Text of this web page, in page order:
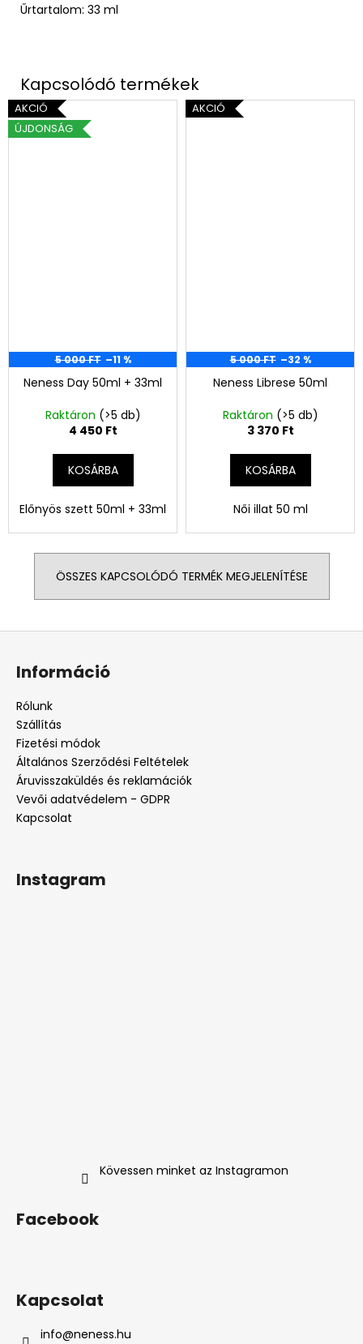
Űrtartalom: 33 ml
AKCIÓ
ÚJDONSÁG
5 000 FT –11 %
Neness Day 50ml + 33ml
Raktáron (>5 db)
4 450 Ft
KOSÁRBA
Előnyös szett 50ml + 33ml
AKCIÓ
5 000 FT –32 %
Neness Librese 50ml
Raktáron (>5 db)
3 370 Ft
KOSÁRBA
Női illat 50 ml
ÖSSZES KAPCSOLÓDÓ TERMÉK MEGJELENÍTÉSE
L
Információ
Rólunk
Szállítás
Fizetési módok
Általános Szerződési Feltételek
Áruvisszaküldés és reklamációk
Vevői adatvédelem - GDPR
Kapcsolat
Instagram
Kövessen minket az Instagramon
Facebook
Kapcsolat
info@neness.hu